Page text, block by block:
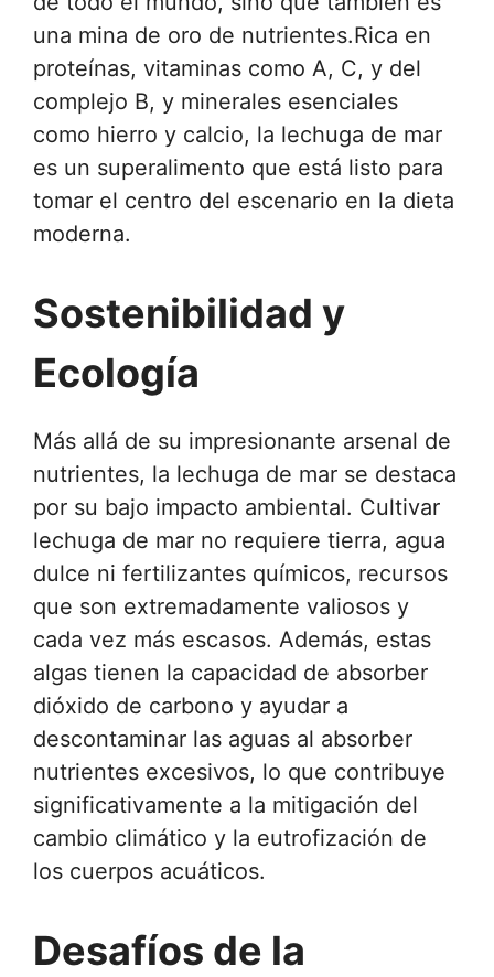
una mina de oro de nutrientes.Rica en
proteínas, vitaminas como A, C, y del
complejo B, y minerales esenciales
como hierro y calcio, la lechuga de mar
es un superalimento que está listo para
tomar el centro del escenario en la dieta
moderna.
Sostenibilidad y
Ecología
Más allá de su impresionante arsenal de
nutrientes, la lechuga de mar se destaca
por su bajo impacto ambiental. Cultivar
lechuga de mar no requiere tierra, agua
dulce ni fertilizantes químicos, recursos
que son extremadamente valiosos y
cada vez más escasos. Además, estas
algas tienen la capacidad de absorber
dióxido de carbono y ayudar a
descontaminar las aguas al absorber
nutrientes excesivos, lo que contribuye
significativamente a la mitigación del
cambio climático y la eutrofización de
los cuerpos acuáticos.
Desafíos de la